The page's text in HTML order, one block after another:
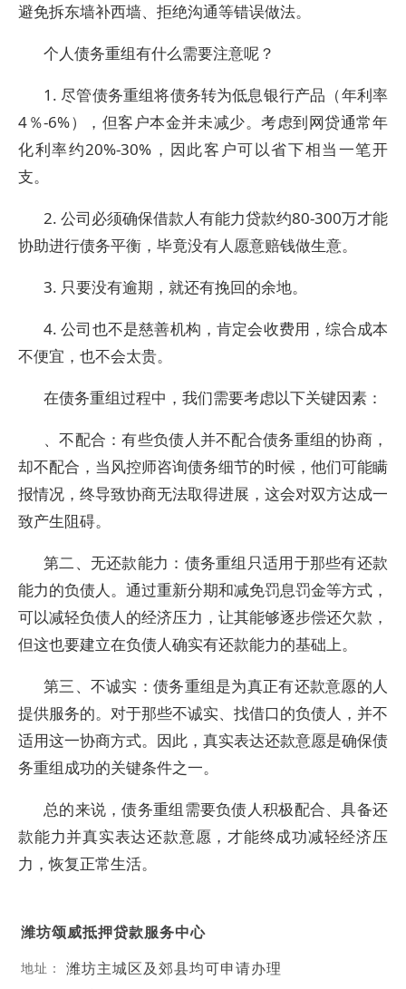
避免拆东墙补西墙、拒绝沟通等错误做法。
个人债务重组有什么需要注意呢？
1. 尽管债务重组将债务转为低息银行产品（年利率
4％-6%），但客户本金并未减少。考虑到网贷通常年
化利率约20%-30%，因此客户可以省下相当一笔开
支。
2. 公司必须确保借款人有能力贷款约80-300万才能
协助进行债务平衡，毕竟没有人愿意赔钱做生意。
3. 只要没有逾期，就还有挽回的余地。
4. 公司也不是慈善机构，肯定会收费用，综合成本
不便宜，也不会太贵。
在债务重组过程中，我们需要考虑以下关键因素：
、不配合：有些负债人并不配合债务重组的协商，
却不配合，当风控师咨询债务细节的时候，他们可能瞒
报情况，终导致协商无法取得进展，这会对双方达成一
致产生阻碍。
第二、无还款能力：债务重组只适用于那些有还款
能力的负债人。通过重新分期和减免罚息罚金等方式，
可以减轻负债人的经济压力，让其能够逐步偿还欠款，
但这也要建立在负债人确实有还款能力的基础上。
第三、不诚实：债务重组是为真正有还款意愿的人
提供服务的。对于那些不诚实、找借口的负债人，并不
适用这一协商方式。因此，真实表达还款意愿是确保债
务重组成功的关键条件之一。
总的来说，债务重组需要负债人积极配合、具备还
款能力并真实表达还款意愿，才能终成功减轻经济压
力，恢复正常生活。
潍坊颂威抵押贷款服务中心
地址： 潍坊主城区及郊县均可申请办理